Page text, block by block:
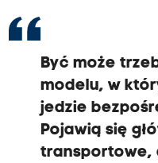
Być może
modelu, w
jedzie
Pojawią się
transportowe,